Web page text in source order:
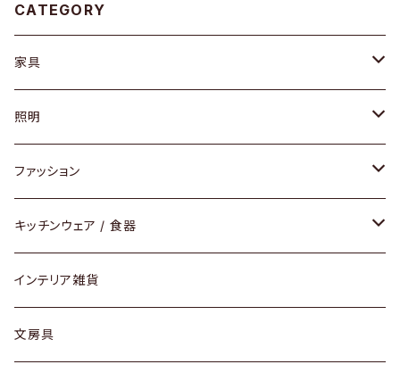
CATEGORY
家具
ソファ / ベンチ
チェア / スツール
ダイニングセット / ダイニングテーブル
ローテーブル / サイドテーブル
デスク / コンソール
照明
ペンダントライト
テーブルランプ / デスクスタンド
フロアライト
ファッション
アクセサリー
リング
ピアス / イヤリング
財布
バッグ
キッチンウェア / 食器
グラス / タンブラー
カップ / マグ
インテリア雑貨
文房具